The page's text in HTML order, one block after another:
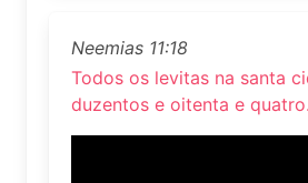
Neemias 11:18
Todos os levitas na santa
duzentos e oitenta e quatro.